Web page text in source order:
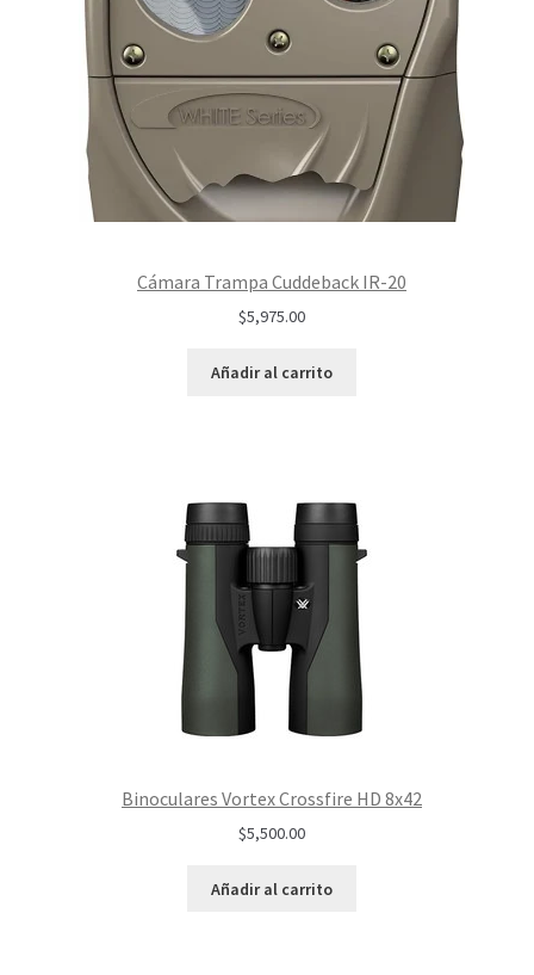
Cámara Trampa Cuddeback IR-20
$5,975.00
Añadir al carrito
Binoculares Vortex Crossfire HD 8x42
$5,500.00
Añadir al carrito